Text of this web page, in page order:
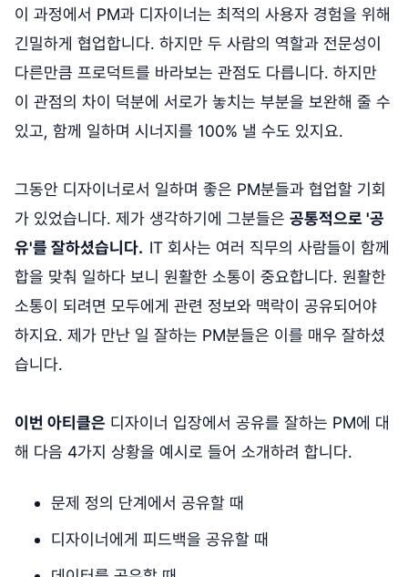
이 과정에서 PM과 디자이너는 최적의 사용자 경험을 위해
긴밀하게 협업합니다. 하지만 두 사람의 역할과 전문성이
다른만큼 프로덕트를 바라보는 관점도 다릅니다. 하지만
이 관점의 차이 덕분에 서로가 놓치는 부분을 보완해 줄 수
있고, 함께 일하며 시너지를 100% 낼 수도 있지요.
그동안 디자이너로서 일하며 좋은 PM분들과 협업할 기회
가 있었습니다. 제가 생각하기에 그분들은 공통적으로 '공
유'를 잘하셨습니다. IT 회사는 여러 직무의 사람들이 함께
합을 맞춰 일하다 보니 원활한 소통이 중요합니다. 원활한
소통이 되려면 모두에게 관련 정보와 맥락이 공유되어야
하지요. 제가 만난 일 잘하는 PM분들은 이를 매우 잘하셨
습니다.
이번 아티클은 디자이너 입장에서 공유를 잘하는 PM에 대
해 다음 4가지 상황을 예시로 들어 소개하려 합니다.
문제 정의 단계에서 공유할 때
디자이너에게 피드백을 공유할 때